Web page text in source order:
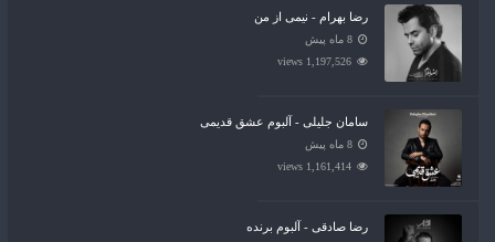
رضا بهرام - نیمی از من
8 ماه پیش
1,197,526 views
سامان جلیلی - آلبوم عشق قدیمی
8 ماه پیش
1,161,414 views
رضا صادقی - آلبوم برنده